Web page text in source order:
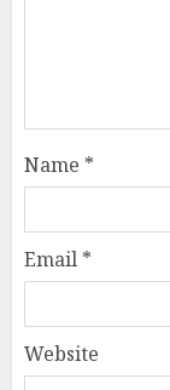
Name *
Email *
Website